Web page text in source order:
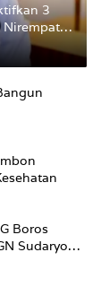
3
Nirempati
Boros
Sudaryono